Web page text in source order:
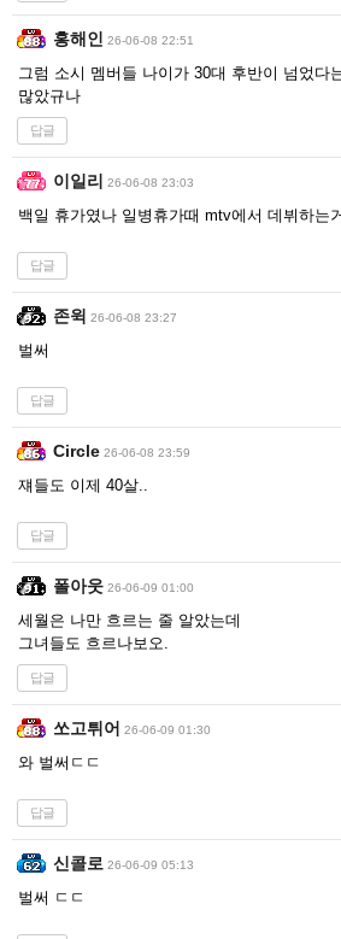
홍해인 26-06-08 22:51
그럼 소시 멤버들 나이가 30대 후반이 넘었다
많았규나
답글
이일리 26-06-08 23:03
백일 휴가였나 일병휴가때 mtv에서 데뷔하는
답글
존윅 26-06-08 23:27
벌써
답글
Circle 26-06-08 23:59
쟤들도 이제 40살..
답글
폴아웃 26-06-09 01:00
세월은 나만 흐르는 줄 알았는데
그녀들도 흐르나보오.
답글
쏘고튀어 26-06-09 01:30
와 벌써ㄷㄷ
답글
신콜로 26-06-09 05:13
벌써 ㄷㄷ